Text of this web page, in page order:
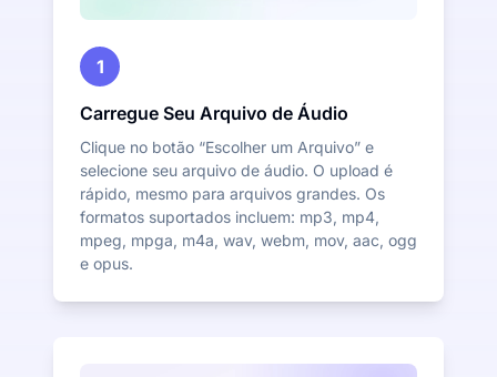
1
Carregue Seu Arquivo de Áudio
Clique no botão “Escolher um Arquivo” e
selecione seu arquivo de áudio. O upload é
rápido, mesmo para arquivos grandes. Os
formatos suportados incluem: mp3, mp4,
mpeg, mpga, m4a, wav, webm, mov, aac, ogg
e opus.